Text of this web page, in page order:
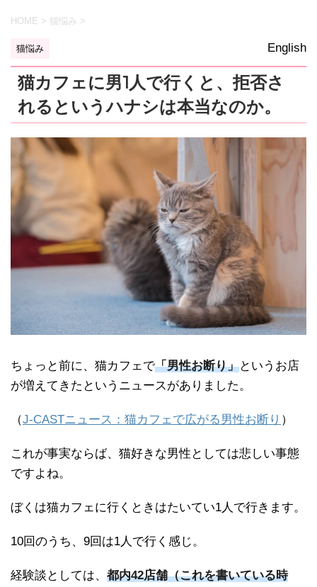
HOME > 猫悩み >
猫悩み English
猫カフェに男1人で行くと、拒否さ
れるというハナシは本当なのか。
ちょっと前に、猫カフェで「男性お断り」というお店
が増えてきたというニュースがありました。
（J-CASTニュース：猫カフェで広がる男性お断り ）
これが事実ならば、猫好きな男性としては悲しい事態
ですよね。
ぼくは猫カフェに行くときはたいてい1人で行きます。
10回のうち、9回は1人で行く感じ。
経験談としては、 都内42店舗（これを書いている時